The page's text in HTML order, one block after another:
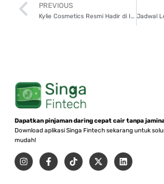
Prev
PREVIOUS
Kylie Cosmetics Resmi Hadir di Indonesia! Yuk Intip Produknya!
Dapatkan pinjaman daring cepat cair tanpa
Download aplikasi Singa Fintech sekarang untuk
mudah!
I
n
s
F
a
c
T
i
k
X
-
t
L
i
n